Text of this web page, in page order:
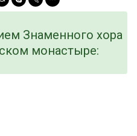
Знаменного хора
монастыре: